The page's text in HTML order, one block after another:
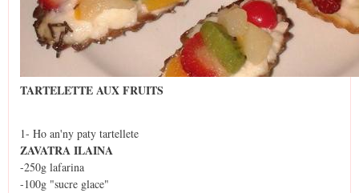
TARTELETTE AUX FRUITS
1- Ho an'ny paty tartellete
ZAVATRA ILAINA
-250g lafarina
-100g "sucre glace"